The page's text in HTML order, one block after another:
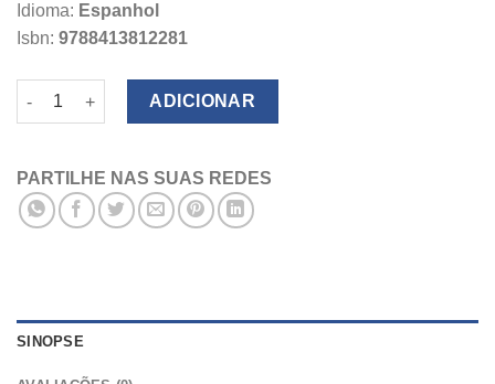
Idioma: Espanhol
Isbn: 9788413812281
Quantidade de Teoría general de las decisiones judiciales
ADICIONAR
PARTILHE NAS SUAS REDES
SINOPSE